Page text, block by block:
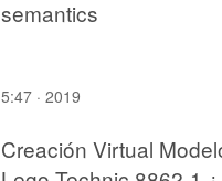
semantics
5:47 · 2019
Creación Virtual